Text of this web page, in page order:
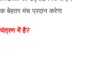
बेहतर मंच प्रदान करेगा
में है?